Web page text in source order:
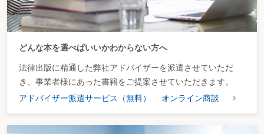
どんな本を選べばいいかわからない方へ
法律出版に精通した弊社アドバイザーを派遣させていただ
き、事業者様にあった書籍をご提案させていただきます。
アドバイザー派遣サービス（無料）
オンライン商談